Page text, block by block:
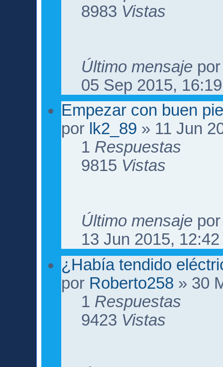
8983 Vistas
Último mensaje
05 Sep 2015, 16:19
Empezar con buen
por lk2_89 » 11 Jun
1 Respuestas
9815 Vistas
Último mensaje
13 Jun 2015, 12:42
¿Había tendido
por Roberto258 » 30
1 Respuestas
9423 Vistas